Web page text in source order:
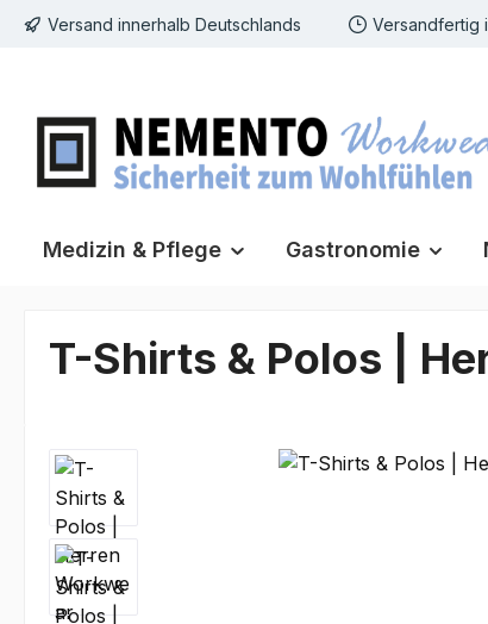
Hauptinhalt springen
Zur Suche springen
Zur Hauptnavigation springen
Versand innerhalb Deutschlands Versandfertig
Medizin & Pflege Gastronomie
T-Shirts & Polos |
Bildergalerie überspringen